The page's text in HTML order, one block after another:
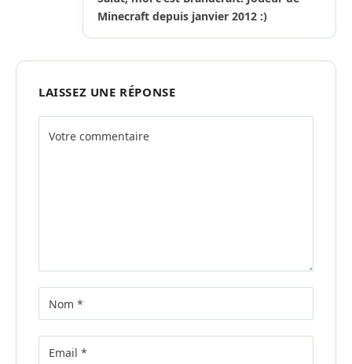
Minecraft depuis janvier 2012 :)
LAISSEZ UNE RÉPONSE